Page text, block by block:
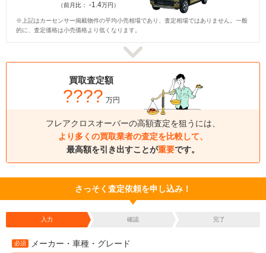
（前月比： -1.4万円）
※上記はカーセンサー掲載物件の平均小売相場であり、査定相場ではありません。一般
的に、査定価格は小売価格より低くなります。
買取査定額
???? 万円
フレアクロスオーバーの高額査定を狙うには、
より多くの買取業者の査定を比較して、
最高額を引き出すことが重要です。
さっそく査定依頼を申し込み！
入力 確認 完了
必須 メーカー・車種・グレード